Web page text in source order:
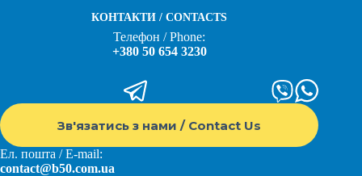
КОНТАКТИ / CONTACTS
Телефон / Phone:
+380 50 654 3230
Зв'язатись з нами / Contact Us
Ел. пошта / E-mail:
contact@b50.com.ua